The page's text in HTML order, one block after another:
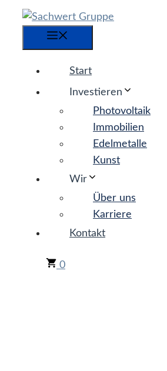
Start
Investieren
Photovoltaik
Immobilien
Edelmetalle
Kunst
Wir
Über uns
Karriere
Kontakt
0